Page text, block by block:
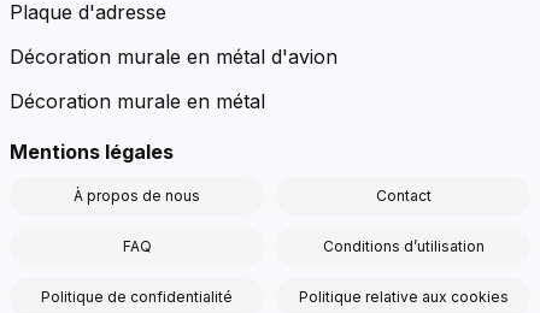
Plaque d'adresse
Décoration murale en métal d'avion
Décoration murale en métal
Mentions légales
À propos de nous Contact
FAQ Conditions d’utilisation
Politique de confidentialité Politique relative aux cookies